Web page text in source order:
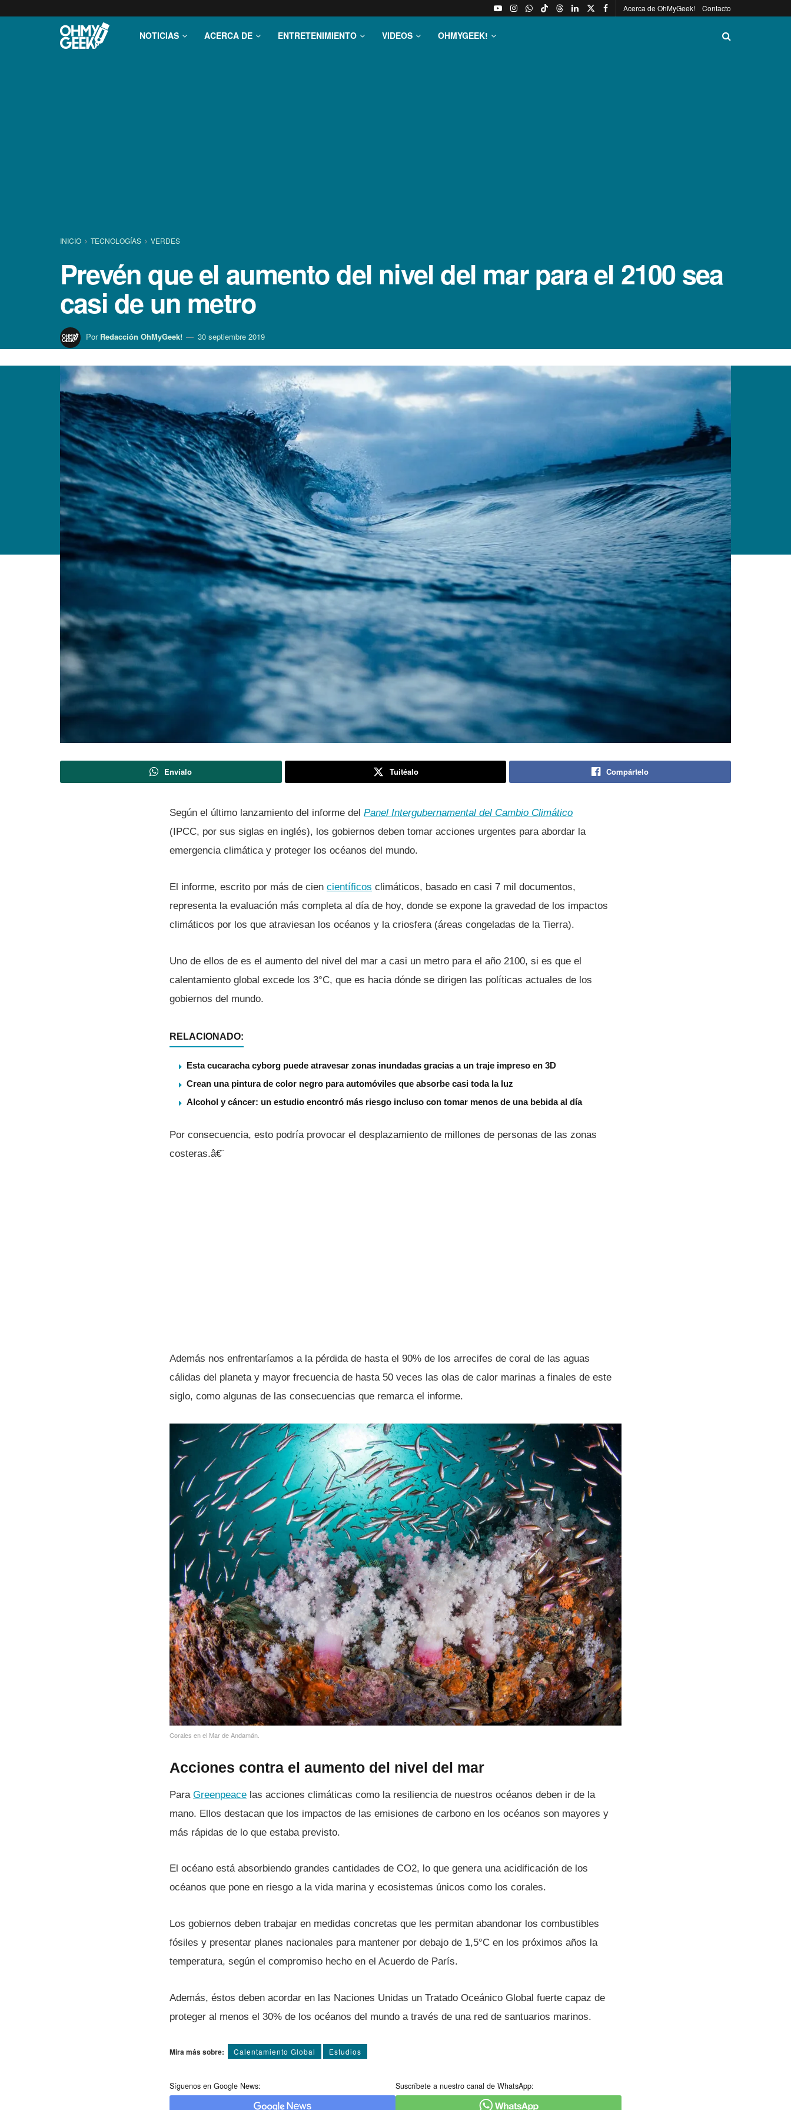
Acerca de OhMyGeek! Contacto
NOTICIAS ACERCA DE ENTRETENIMIENTO VIDEOS OHMYGEEK!
INICIO TECNOLOGÍ­AS VERDES
Prevén que el aumento del nivel del mar para el 2100 sea
casi de un metro
Por Redacción OhMyGeek! 30 septiembre 2019
Envíalo Tuitéalo Compártelo
Según el último lanzamiento del informe del Panel Intergubernamental del Cambio Climático
(IPCC, por sus siglas en inglés), los gobiernos deben tomar acciones urgentes para abordar la
emergencia climática y proteger los océanos del mundo.
El informe, escrito por más de cien cientí­ficos climáticos, basado en casi 7 mil documentos,
representa la evaluación más completa al dí­a de hoy, donde se expone la gravedad de los impactos
climáticos por los que atraviesan los océanos y la criosfera (áreas congeladas de la Tierra).
Uno de ellos de es el aumento del nivel del mar a casi un metro para el año 2100, si es que el
calentamiento global excede los 3°C, que es hacia dónde se dirigen las polí­ticas actuales de los
gobiernos del mundo.
RELACIONADO:
Esta cucaracha cyborg puede atravesar zonas inundadas gracias a un traje impreso en 3D
Crean una pintura de color negro para automóviles que absorbe casi toda la luz
Alcohol y cáncer: un estudio encontró más riesgo incluso con tomar menos de una bebida al día
Por consecuencia, esto podrí­a provocar el desplazamiento de millones de personas de las zonas
costeras.â€¨
Además nos enfrentarí­amos a la pérdida de hasta el 90% de los arrecifes de coral de las aguas
cálidas del planeta y mayor frecuencia de hasta 50 veces las olas de calor marinas a finales de este
siglo, como algunas de las consecuencias que remarca el informe.
Corales en el Mar de Andamán.
Acciones contra el aumento del nivel del mar
Para Greenpeace las acciones climáticas como la resiliencia de nuestros océanos deben ir de la
mano. Ellos destacan que los impactos de las emisiones de carbono en los océanos son mayores y
más rápidas de lo que estaba previsto.
El océano está absorbiendo grandes cantidades de CO2, lo que genera una acidificación de los
océanos que pone en riesgo a la vida marina y ecosistemas únicos como los corales.
Los gobiernos deben trabajar en medidas concretas que les permitan abandonar los combustibles
fósiles y presentar planes nacionales para mantener por debajo de 1,5°C en los próximos años la
temperatura, según el compromiso hecho en el Acuerdo de Parí­s.
Además, éstos deben acordar en las Naciones Unidas un Tratado Oceánico Global fuerte capaz de
proteger al menos el 30% de los océanos del mundo a través de una red de santuarios marinos.
Mira más sobre: Calentamiento Global Estudios
Síguenos en Google News: Suscríbete a nuestro canal de WhatsApp: